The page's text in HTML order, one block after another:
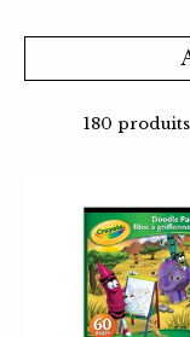
180 produits